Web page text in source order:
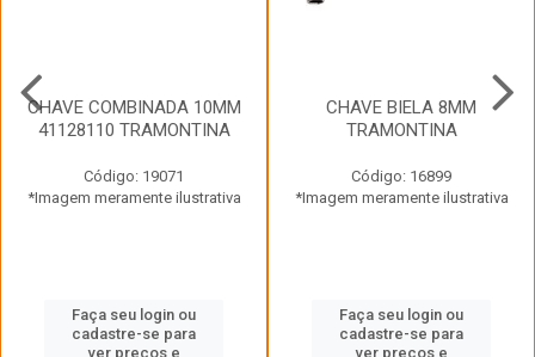
CHAVE COMBINADA 10MM
41128110 TRAMONTINA
Código: 19071
*Imagem meramente ilustrativa
Faça seu login ou
cadastre-se para
ver preços e
CHAVE BIELA 8MM
TRAMONTINA
Código: 16899
*Imagem meramente ilustrativa
Faça seu login ou
cadastre-se para
ver preços e